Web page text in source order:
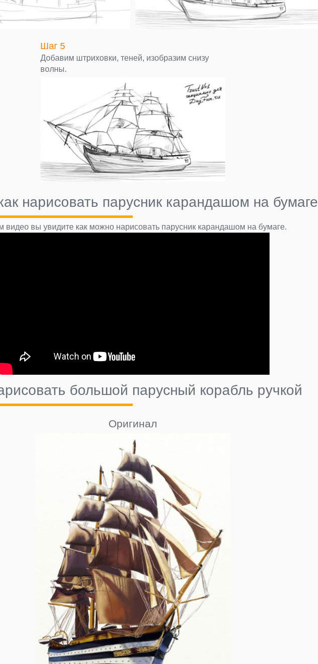
Шаг 5
Добавим штриховки, теней, изобразим снизу
волны.
нарисовать парусник карандашом на бумаге
видео вы увидите как можно нарисовать парусник карандашом на бумаге.
большой парусный корабль ручкой
Оригинал